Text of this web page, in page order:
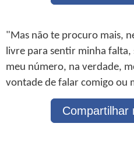
"Mas não te procuro mais,
livre para sentir minha falta,
meu número, na verdade,
vontade de falar comigo ou
Compartilhar